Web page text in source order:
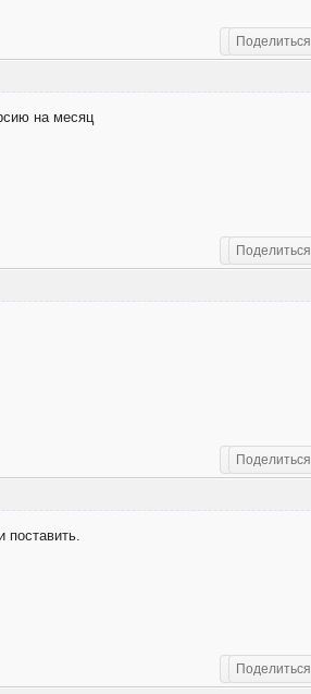
Поделиться
на месяц
Поделиться
Поделиться
поставить.
Поделиться